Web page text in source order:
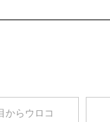
からウロコ